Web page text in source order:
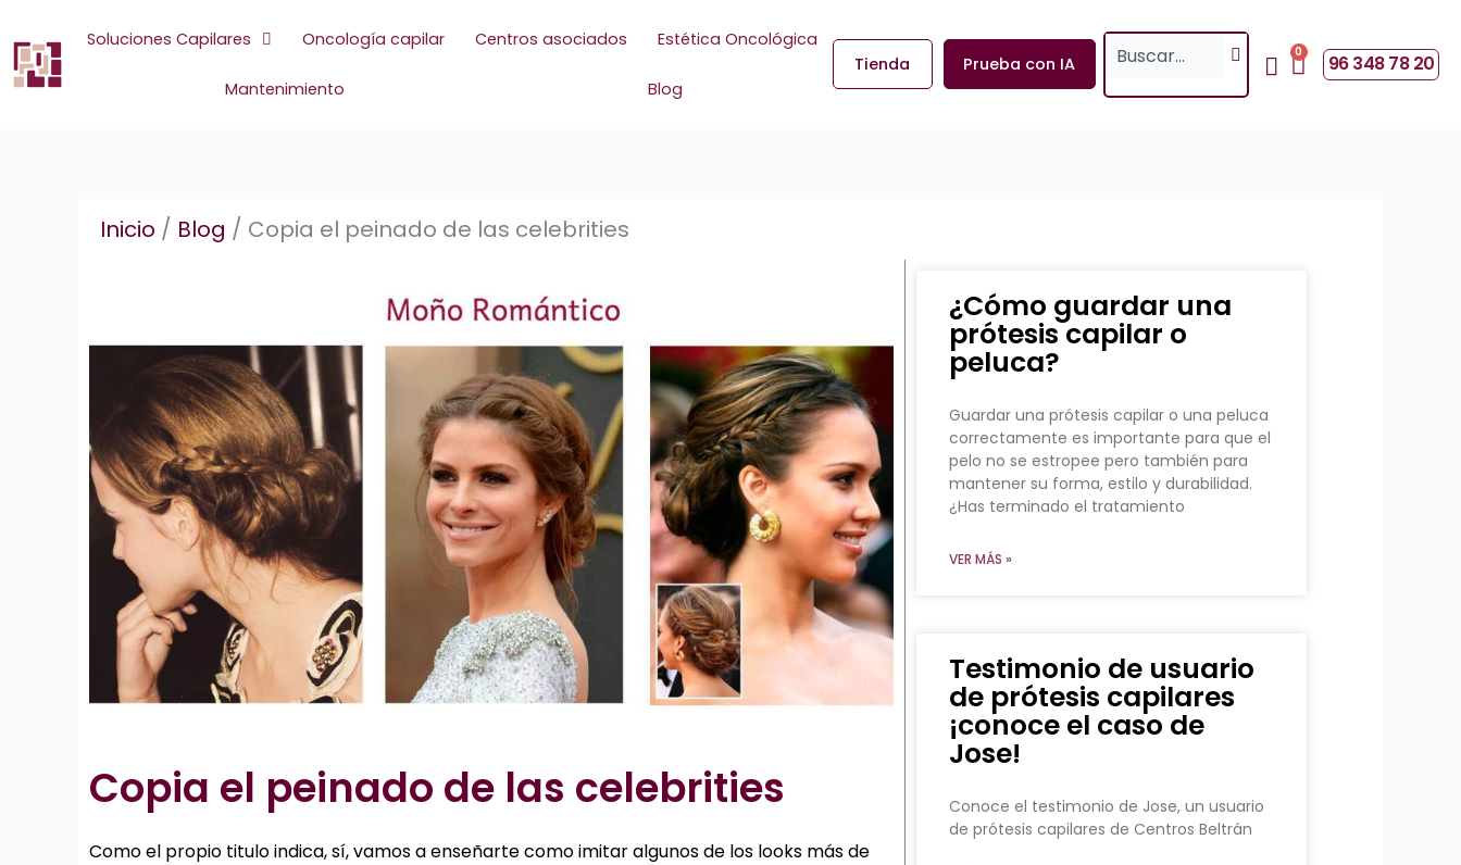
al
contenido
Soluciones Capilares Oncología capilar Centros asociados Estética Oncológica
Mantenimiento Blog
Tienda Prueba con IA
Search 0
Cart96 348 78 20
Inicio / Blog / Copia el peinado de las celebrities
Copia el peinado de las celebrities
Como el propio titulo indica, sí, vamos a enseñarte como imitar algunos de los looks más de
¿Cómo guardar una
prótesis capilar o
peluca?
Guardar una prótesis capilar o una peluca
correctamente es importante para que el
pelo no se estropee pero también para
mantener su forma, estilo y durabilidad.
¿Has terminado el tratamiento
VER MÁS »
Testimonio de usuario
de prótesis capilares
¡conoce el caso de
Jose!
Conoce el testimonio de Jose, un usuario
de prótesis capilares de Centros Beltrán